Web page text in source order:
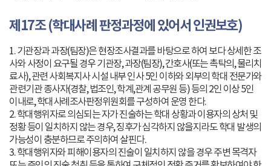
제17조 (학대사례 판정과정에 있어서 인권보호)
1. 기관장과 과장(팀장)은 현장조사결과를 바탕으로 하여 보다 상세한 조
사와 사정이 요구될 경우 기관장, 과장(팀장), 간호사(또는 촉탁의, 물리치
료사), 관련 사회복지사 시설 내부 인사 5인 이하와 외부의 학대 전문가와
관련기관 종사자(경찰, 법조인, 학계,관계 공무원 등) 등의 2인 이상 5인
이내로, 학대사례조사판정위원회를 구성하여 운영 한다.
2. 학대행위자로 의심되는 자가 진술하는 학대 상황과 이용자의 상처 및
정황 등이 일치하지 않는 경우, 징후가 심각하지 않을지라도 학대 발생의
가능성이 충분하므로 주의하여 살핀다.
3. 학대행위자와 피해이용자의 진술이 일치하지 않을 경우 주변 목격자